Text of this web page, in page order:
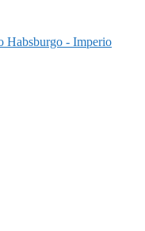
Habsburgo - Imperio